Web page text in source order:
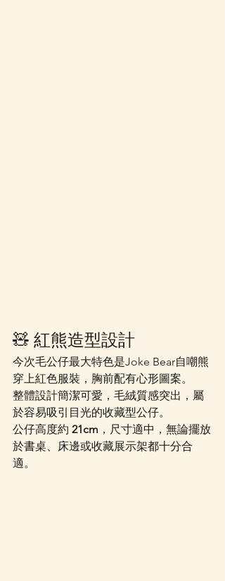
🧸 紅熊造型設計
今次毛公仔最大特色是Joke Bear自嘲熊
穿上紅色服裝，胸前配有心形圖案。
整體設計簡潔可愛，毛絨質感突出，屬
於容易吸引目光的收藏型公仔。
公仔高度約 21cm ，尺寸適中，無論擺放
於書桌、床邊或收藏展示架都十分合
適。